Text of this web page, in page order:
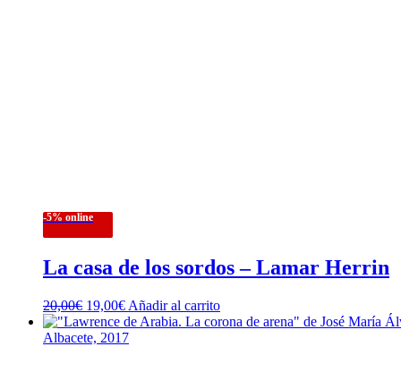
-5% online
La casa de los sordos – Lamar Herrin
20,00€ El
precio
original
19,00€El
precio
actual
Añadir al carrito